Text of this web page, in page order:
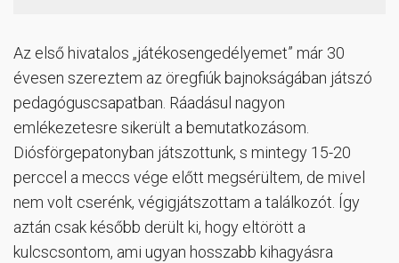
Az első hivatalos „játékosengedélyemet” már 30
évesen szereztem az öregfiúk bajnokságában játszó
pedagóguscsapatban. Ráadásul nagyon
emlékezetesre sikerült a bemutatkozásom.
Diósförgepatonyban játszottunk, s mintegy 15-20
perccel a meccs vége előtt megsérültem, de mivel
nem volt cserénk, végigjátszottam a találkozót. Így
aztán csak később derült ki, hogy eltörött a
kulcscsontom, ami ugyan hosszabb kihagyásra